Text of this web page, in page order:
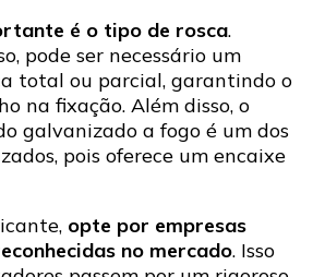
é o tipo de rosca.
pode ser necessário um
total ou parcial, garantindo o
na fixação. Além disso, o
galvanizado a fogo é um dos
pois oferece um encaixe
opte por empresas
no mercado. Isso